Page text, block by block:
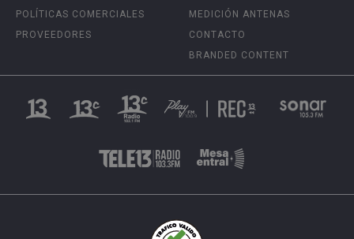
POLÍTICAS COMERCIALES
PROVEEDORES
MEDICIÓN ANTENAS
CONTACTO
BRANDED CONTENT